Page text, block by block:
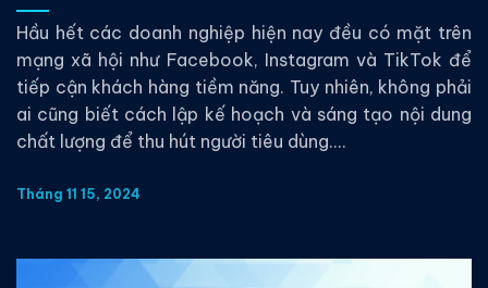
Hầu hết các doanh nghiệp hiện nay đều có mặt trên
mạng xã hội như Facebook, Instagram và TikTok để
tiếp cận khách hàng tiềm năng. Tuy nhiên, không phải
ai cũng biết cách lập kế hoạch và sáng tạo nội dung
chất lượng để thu hút người tiêu dùng....
Tháng 11 15, 2024